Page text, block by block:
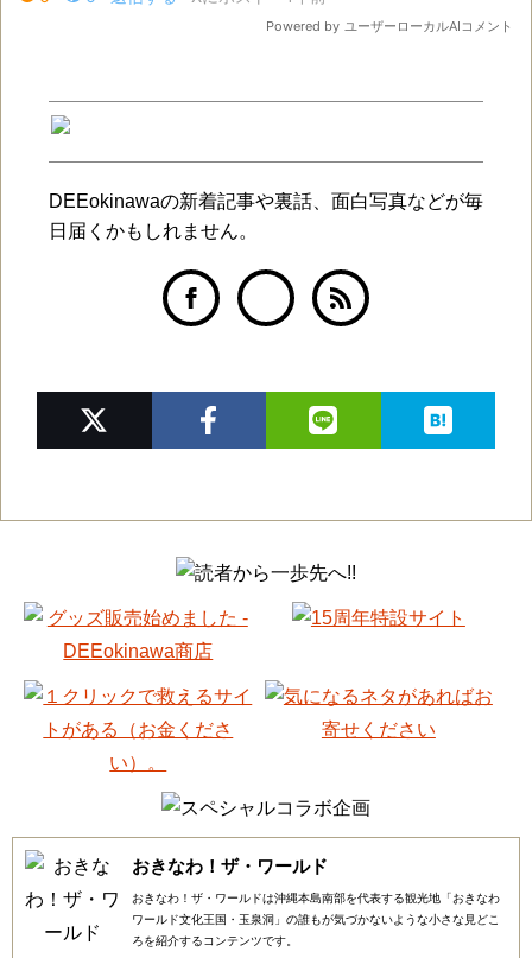
DEEokinawaの新着記事や裏話、面白写真などが毎
日届くかもしれません。
おきなわ！ザ・ワールド
おきなわ！ザ・ワールドは沖縄本島南部を代表する観光地「おきなわ
ワールド文化王国・玉泉洞」の誰もが気づかないような小さな見どこ
ろを紹介するコンテンツです。